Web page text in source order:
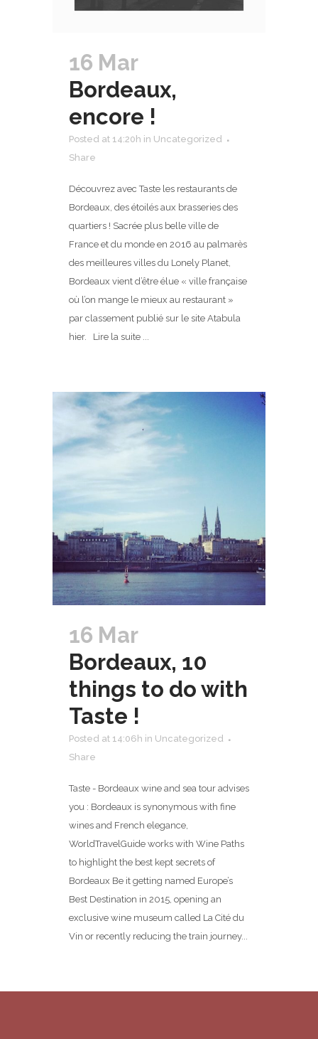
16 Mar
Bordeaux,
encore !
Posted at 14:20h in Uncategorized
Share
Découvrez avec Taste les restaurants de
Bordeaux, des étoilés aux brasseries des
quartiers ! Sacrée plus belle ville de
France et du monde en 2016 au palmarès
des meilleures villes du Lonely Planet,
Bordeaux vient d’être élue « ville française
où l’on mange le mieux au restaurant »
par classement publié sur le site Atabula
hier. Lire la suite ...
16 Mar
Bordeaux, 10
things to do with
Taste !
Posted at 14:06h in Uncategorized
Share
Taste - Bordeaux wine and sea tour advises
you : Bordeaux is synonymous with fine
wines and French elegance,
WorldTravelGuide works with Wine Paths
to highlight the best kept secrets of
Bordeaux Be it getting named Europe’s
Best Destination in 2015, opening an
exclusive wine museum called La Cité du
Vin or recently reducing the train journey...